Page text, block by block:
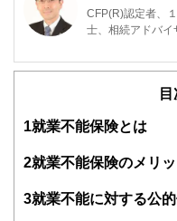
CFP(R)認定者、
士、相続アドバイ
会社員時代に、充
立後はライフプ
ざしたFPとして
のFP相談室」相
https://mitaka-
1就業不能保険とは
2就業不能保険のメリ
3就業不能に対する公